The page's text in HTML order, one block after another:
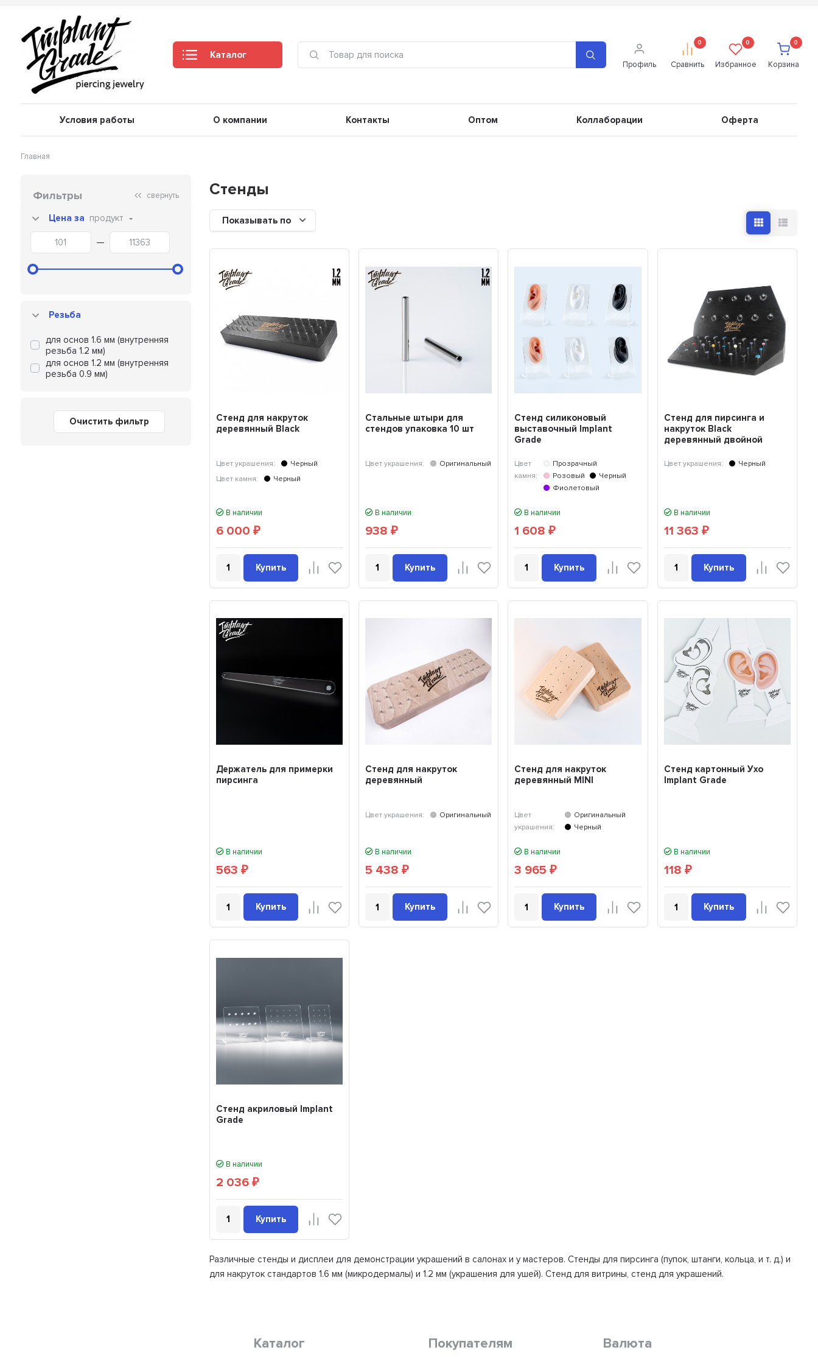
Каталог
Профиль
0
Сравнить
0
Избранное
0
Корзина
Условия работы О компании Контакты Оптом Коллаборации Оферта
Главная
Фильтры свернуть
Цена за продукт
—
Резьба
для основ 1.6 мм (внутренняя
резьба 1.2 мм)
для основ 1.2 мм (внутренняя
резьба 0.9 мм)
Очистить фильтр
Стенды
Показывать по
Стенд для накруток
деревянный Black
Цвет украшения:
Черный
Цвет камня:
Черный
В наличии
6 000₽
Купить
Стальные штыри для
стендов упаковка 10 шт
Цвет украшения: Оригинальный
В наличии
938₽
Купить
Стенд силиконовый
выставочный Implant
Grade
Цвет
камня:
Прозрачный
Розовый
Черный
Фиолетовый
В наличии
1 608₽
Купить
Стенд для пирсинга и
накруток Black
деревянный двойной
Цвет украшения: Черный
В наличии
11 363 ₽
Купить
Держатель для примерки
пирсинга
В наличии
563₽
Купить
Стенд для накруток
деревянный
Цвет украшения: Оригинальный
В наличии
5 438₽
Купить
Стенд для накруток
деревянный MINI
Цвет
украшения:
Оригинальный
Черный
В наличии
3 965₽
Купить
Стенд картонный Ухо
Implant Grade
В наличии
118 ₽
Купить
Стенд акриловый Implant
Grade
В наличии
2 036₽
Купить
Различные стенды и дисплеи для демонстрации украшений в салонах и у мастеров. Стенды для пирсинга (пупок, штанги, кольца, и т. д.) и
для накруток стандартов 1.6 мм (микродермалы) и 1.2 мм (украшения для ушей). Стенд для витрины, стенд для украшений.
Каталог Покупателям Валюта